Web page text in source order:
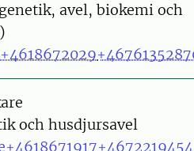
avel, biokemi och
+4618672029
och husdjursavel
+4618671917